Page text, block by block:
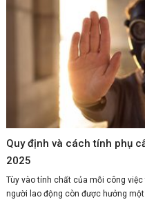
Quy định và cách tính phụ
2025
Tùy vào tính chất của mỗi công
người lao động còn được hưởng